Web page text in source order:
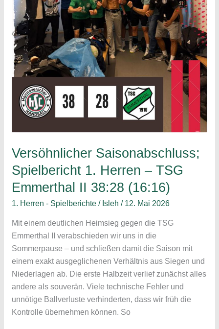
Versöhnlicher Saisonabschluss;
Spielbericht 1. Herren – TSG
Emmerthal II 38:28 (16:16)
1. Herren - Spielberichte/ Isleh / 12. Mai 2026
Mit einem deutlichen Heimsieg gegen die TSG
Emmerthal II verabschieden wir uns in die
Sommerpause – und schließen damit die Saison mit
einem exakt ausgeglichenen Verhältnis aus Siegen und
Niederlagen ab. Die erste Halbzeit verlief zunächst alles
andere als souverän. Viele technische Fehler und
unnötige Ballverluste verhinderten, dass wir früh die
Kontrolle übernehmen können. So